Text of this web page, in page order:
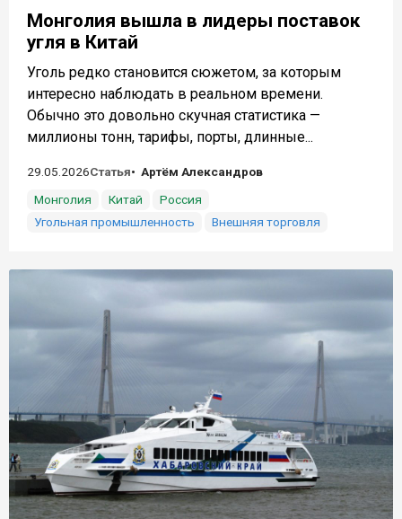
Монголия вышла в лидеры поставок
угля в Китай
Уголь редко становится сюжетом, за которым
интересно наблюдать в реальном времени.
Обычно это довольно скучная статистика —
миллионы тонн, тарифы, порты, длинные...
29.05.2026Статья
Артём Александров
Монголия
Китай
Россия
Угольная промышленность
Внешняя торговля